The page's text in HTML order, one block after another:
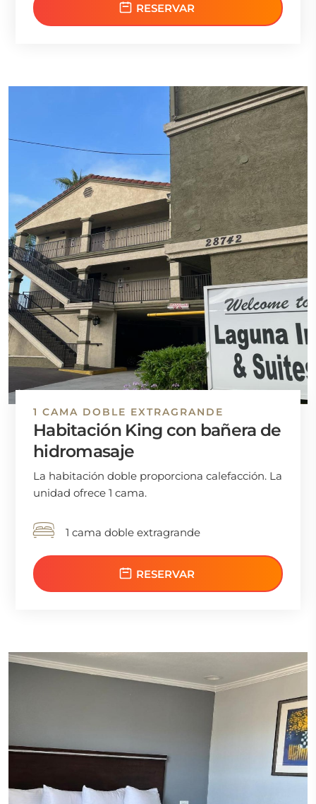
RESERVAR
1 CAMA DOBLE EXTRAGRANDE
Habitación King con bañera de
hidromasaje
La habitación doble proporciona calefacción. La
unidad ofrece 1 cama.
1 cama doble extragrande
RESERVAR